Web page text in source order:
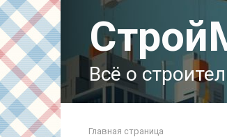
Перейти
к
контенту
Всё о
Главная страница